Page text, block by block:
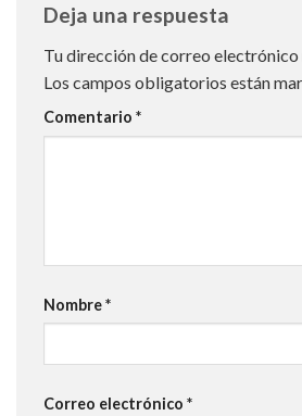
Deja una respuesta
Tu dirección de correo electrónico
Los campos obligatorios están
Comentario *
Nombre*
Correo electrónico *